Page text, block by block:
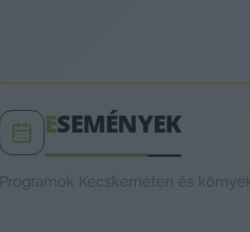
ESEMÉNYEK
Programok Kecskeméten és